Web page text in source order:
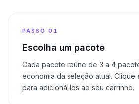
PASSO 01
Escolha um pacote
Cada pacote reúne de 3 a 4
economia da seleção atual. Clique
para adicioná-los ao seu carrinho.